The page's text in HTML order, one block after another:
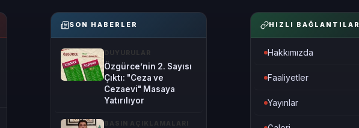
SON HABERLER
DUYURULAR
Özgürce’nin 2. Sayısı
Çıktı: "Ceza ve
Cezaevi" Masaya
Yatırılıyor
BASIN AÇIKLAMALARI
HIZLI BAĞLANTILAR
Hakkımızda
Faaliyetler
Yayınlar